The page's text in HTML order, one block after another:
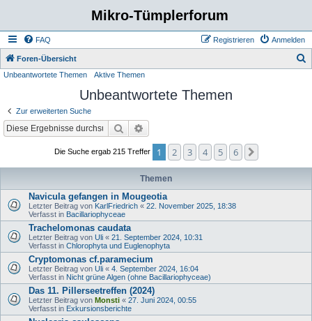
Mikro-Tümplerforum
FAQ Anmelden
Registrieren
Foren-Übersicht
Unbeantwortete Themen Aktive Themen
Unbeantwortete Themen
Zur erweiterten Suche
Suche
Die Suche ergab 215 Treffer 1 2 3 4 5 6
Themen
Navicula gefangen in Mougeotia
Letzter Beitrag von KarlFriedrich « 22. November 2025, 18:38
Verfasst in Bacillariophyceae
Trachelomonas caudata
Letzter Beitrag von Uli « 21. September 2024, 10:31
Verfasst in Chlorophyta und Euglenophyta
Cryptomonas cf.paramecium
Letzter Beitrag von Uli « 4. September 2024, 16:04
Verfasst in Nicht grüne Algen (ohne Bacillariophyceae)
Das 11. Pillerseetreffen (2024)
Letzter Beitrag von Monsti « 27. Juni 2024, 00:55
Verfasst in Exkursionsberichte